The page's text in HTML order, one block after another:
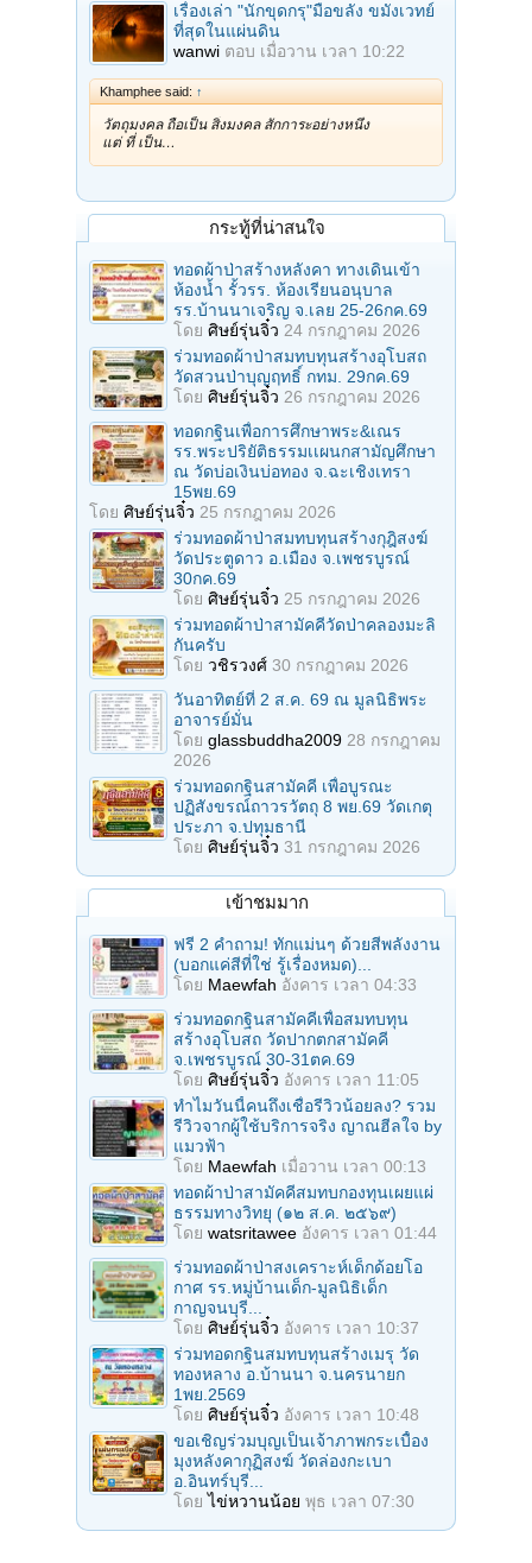
เรื่องเล่า "นักขุดกรุ"มือขลัง ขมังเวทย์
ที่สุดในแผ่นดิน
wanwi ตอบ เมื่อวาน เวลา 10:22
Khamphee said: ↑
วัตถุมงคล ถือเป็น สิ่งมงคล สักการะอย่างหนึ่ง
แต่ ที่ เป็น…
กระทู้ที่น่าสนใจ
ทอดผ้าป่าสร้างหลังคา ทางเดินเข้า
ห้องน้ำ รั้วรร. ห้องเรียนอนุบาล
รร.บ้านนาเจริญ จ.เลย 25-26กค.69
โดย ศิษย์รุ่นจิ๋ว 24 กรกฎาคม 2026
ร่วมทอดผ้าป่าสมทบทุนสร้างอุโบสถ
วัดสวนป่าบุญฤทธิ์ กทม. 29กค.69
โดย ศิษย์รุ่นจิ๋ว 26 กรกฎาคม 2026
ทอดกฐินเพื่อการศึกษาพระ&เณร
รร.พระปริยัติธรรมเเผนกสามัญศึกษา
ณ วัดบ่อเงินบ่อทอง จ.ฉะเชิงเทรา
15พย.69
โดย ศิษย์รุ่นจิ๋ว 25 กรกฎาคม 2026
ร่วมทอดผ้าป่าสมทบทุนสร้างกุฎิสงฆ์
วัดประตูดาว อ.เมือง จ.เพชรบูรณ์
30กค.69
โดย ศิษย์รุ่นจิ๋ว 25 กรกฎาคม 2026
ร่วมทอดผ้าป่าสามัคคีวัดป่าคลองมะลิ
กันครับ
โดย วชิรวงศ์ 30 กรกฎาคม 2026
วันอาทิตย์ที่ 2 ส.ค. 69 ณ มูลนิธิพระ
อาจารย์มั่น
โดย glassbuddha2009 28 กรกฎาคม
2026
ร่วมทอดกฐินสามัคคี เพื่อบูรณะ
ปฏิสังขรณ์ถาวรวัตถุ 8 พย.69 วัดเกตุ
ประภา จ.ปทุมธานี
โดย ศิษย์รุ่นจิ๋ว 31 กรกฎาคม 2026
เข้าชมมาก
ฟรี 2 คำถาม! ทักแม่นๆ ด้วยสีพลังงาน
(บอกแค่สีที่ใช่ รู้เรื่องหมด)...
โดย Maewfah อังคาร เวลา 04:33
ร่วมทอดกฐินสามัคคีเพื่อสมทบทุน
สร้างอุโบสถ วัดปากตกสามัคคี
จ.เพชรบูรณ์ 30-31ตค.69
โดย ศิษย์รุ่นจิ๋ว อังคาร เวลา 11:05
ทำไมวันนี้คนถึงเชื่อรีวิวน้อยลง? รวม
รีวิวจากผู้ใช้บริการจริง ญาณฮีลใจ by
แมวฟ้า
โดย Maewfah เมื่อวาน เวลา 00:13
ทอดผ้าป่าสามัคคีสมทบกองทุนเผยแผ่
ธรรมทางวิทยุ (๑๒ ส.ค. ๒๕๖๙)
โดย watsritawee อังคาร เวลา 01:44
ร่วมทอดผ้าป่าสงเคราะห์เด็กด้อยโอ
กาศ รร.หมู่บ้านเด็ก-มูลนิธิเด็ก
กาญจนบุรี...
โดย ศิษย์รุ่นจิ๋ว อังคาร เวลา 10:37
ร่วมทอดกฐินสมทบทุนสร้างเมรุ วัด
ทองหลาง อ.บ้านนา จ.นครนายก
1พย.2569
โดย ศิษย์รุ่นจิ๋ว อังคาร เวลา 10:48
ขอเชิญร่วมบุญเป็นเจ้าภาพกระเบื้อง
มุงหลังคากุฏิสงฆ์ วัดล่องกะเบา
อ.อินทร์บุรี...
โดยไข่หวานน้อย พุธ เวลา 07:30